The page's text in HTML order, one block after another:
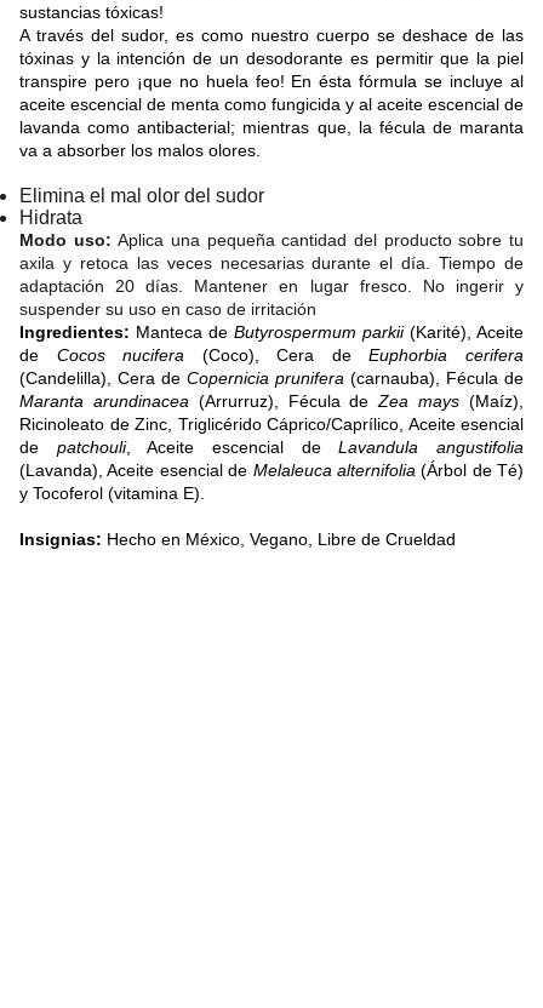
sustancias tóxicas!
A través del sudor, es como nuestro cuerpo se deshace de las
tóxinas y la intención de un desodorante es permitir que la piel
transpire pero ¡que no huela feo! En ésta fórmula se incluye al
aceite escencial de menta como fungicida y al aceite escencial de
lavanda como antibacterial; mientras que, la fécula de maranta
va a absorber los malos olores.
Elimina el mal olor del sudor
Hidrata
Modo uso:Aplica una pequeña cantidad del producto sobre tu
axila y retoca las veces necesarias durante el día. Tiempo de
adaptación 20 días. Mantener en lugar fresco. No ingerir y
suspender su uso en caso de irritación
Ingredientes: Manteca de Butyrospermum parkii(Karité), Aceite
de Cocos nucifera (Coco), Cera deEuphorbia cerifera
(Candelilla), Cera de Copernicia prunifera (carnauba), Fécula de
Maranta arundinacea (Arrurruz), Fécula de Zea mays (Maíz),
Ricinoleato de Zinc, Triglicérido Cáprico/Caprílico, Aceite esencial
de patchouli, Aceite escencial deLavandula angustifolia
(Lavanda), Aceite esencial de Melaleuca alternifolia(Árbol de Té)
y Tocoferol (vitamina E).
Insignias: Hecho en México, Vegano, Libre de Crueldad